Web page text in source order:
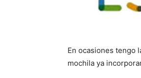
En ocasiones tengo
mochila ya